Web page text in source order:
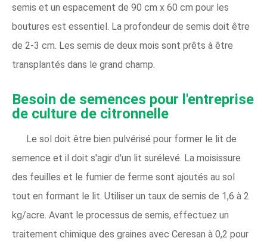
semis et un espacement de 90 cm x 60 cm pour les
boutures est essentiel. La profondeur de semis doit être
de 2-3 cm. Les semis de deux mois sont prêts à être
transplantés dans le grand champ.
Besoin de semences pour l'entreprise
de culture de citronnelle
Le sol doit être bien pulvérisé pour former le lit de
semence et il doit s'agir d'un lit surélevé. La moisissure
des feuilles et le fumier de ferme sont ajoutés au sol
tout en formant le lit. Utiliser un taux de semis de 1,6 à 2
kg/acre. Avant le processus de semis, effectuez un
traitement chimique des graines avec Ceresan à 0,2 pour